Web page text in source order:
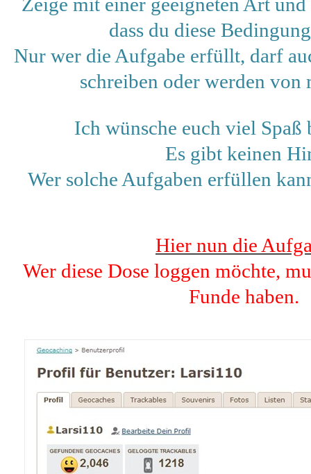
dass du diese
Nur wer die Aufgabe erfüllt, darf
schreiben oder werden von
Ich wünsche euch viel Spaß
Es gibt keinen
Wer solche Aufgaben erfüllen
Hier nun die
Wer diese Dose loggen möchte,
Funde haben.